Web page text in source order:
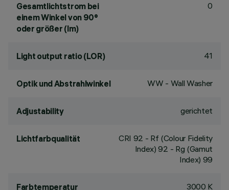
Gesamtlichtstrom bei
einem Winkel von 90°
oder größer (lm)
0
Light output ratio (LOR) 41
Optik und Abstrahlwinkel WW - Wall Washer
Adjustability gerichtet
Lichtfarbqualität CRI 92 - Rf (Colour Fidelity
Index) 92 - Rg (Gamut
Index) 99
Farbtemperatur 3000 K